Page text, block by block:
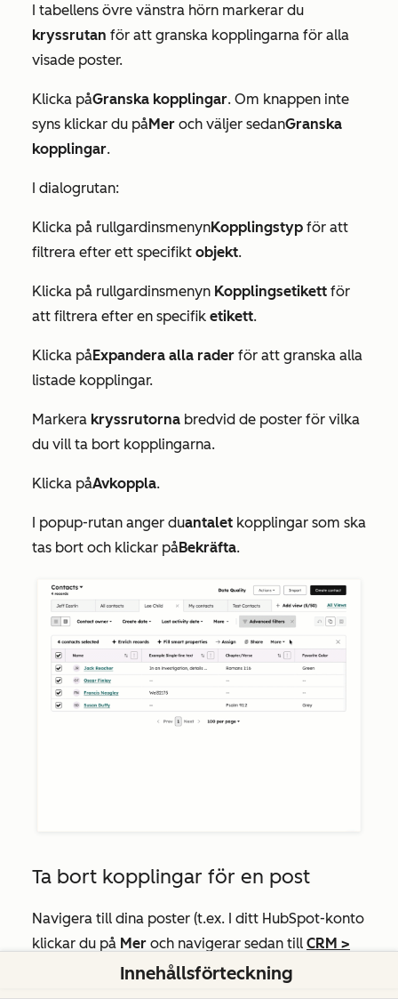
I tabellens övre vänstra hörn markerar du
kryssrutan för att granska kopplingarna för alla
visade poster.
Klicka påGranska kopplingar. Om knappen inte
syns klickar du påMer och väljer sedanGranska
kopplingar.
I dialogrutan:
Klicka på rullgardinsmenynKopplingstyp för att
filtrera efter ett specifikt objekt.
Klicka på rullgardinsmenyn Kopplingsetikett för
att filtrera efter en specifik etikett.
Klicka påExpandera alla rader för att granska alla
listade kopplingar.
Markera kryssrutorna bredvid de poster för vilka
du vill ta bort kopplingarna.
Klicka påAvkoppla.
I popup-rutan anger duantalet kopplingar som ska
tas bort och klickar påBekräfta.
Ta bort kopplingar för en post
Navigera till dina poster (t.ex. I ditt HubSpot-konto
klickar du på Mer och navigerar sedan till CRM >
. OmMerinte visas i ditt konto
Innehållsförteckning